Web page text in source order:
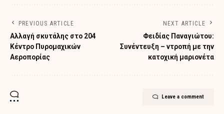
PREVIOUS ARTICLE
Αλλαγή σκυτάλης στο 204
Κέντρο Πυρομαχικών
Αεροπορίας
NEXT ARTICLE
Φειδίας Παναγιώτου:
Συνέντευξη – ντροπή με την
κατοχική μαριονέτα
Leave a comment